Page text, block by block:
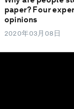
paper? Four
opinions
2020年03月08日